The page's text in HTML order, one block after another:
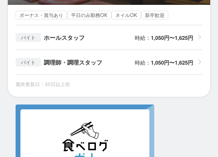
ボーナス・賞与あり 平日のみ勤務OK ネイルOK 新卒歓迎
バイト ホールスタッフ 時給： 1,050円〜1,625円
バイト 調理師・調理スタッフ 時給： 1,050円〜1,625円
最終更新日：30日以上前